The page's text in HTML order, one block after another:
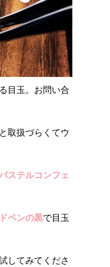
目玉。お問い合
取扱づらくてウ
ステルコンフェ
ペンの黒で目玉
してみてくださ